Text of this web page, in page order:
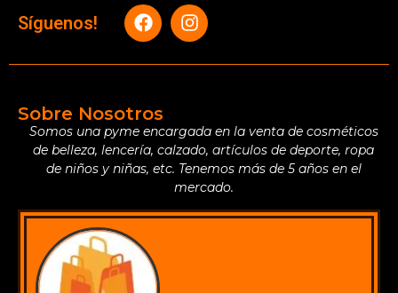
Síguenos!
Sobre Nosotros
Somos una pyme encargada en la venta de cosméticos
de belleza, lencería, calzado, artículos de deporte, ropa
de niños y niñas, etc. Tenemos más de 5 años en el
mercado.